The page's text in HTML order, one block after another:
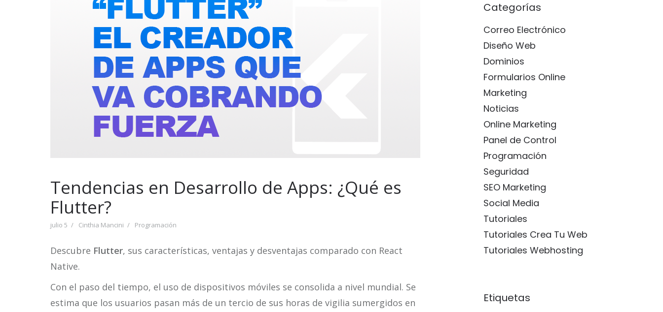
Tendencias en Desarrollo de Apps: ¿Qué es
Flutter?
julio 5 Cinthia Mancini Programación
Descubre Flutter, sus características, ventajas y desventajas comparado con React
Native.
Con el paso del tiempo, el uso de dispositivos móviles se consolida a nivel mundial. Se
estima que los usuarios pasan más de un tercio de sus horas de vigilia sumergidos en
Categorías
Correo Electrónico
Diseño Web
Dominios
Formularios Online
Marketing
Noticias
Online Marketing
Panel de Control
Programación
Seguridad
SEO Marketing
Social Media
Tutoriales
Tutoriales Crea Tu Web
Tutoriales Webhosting
Etiquetas